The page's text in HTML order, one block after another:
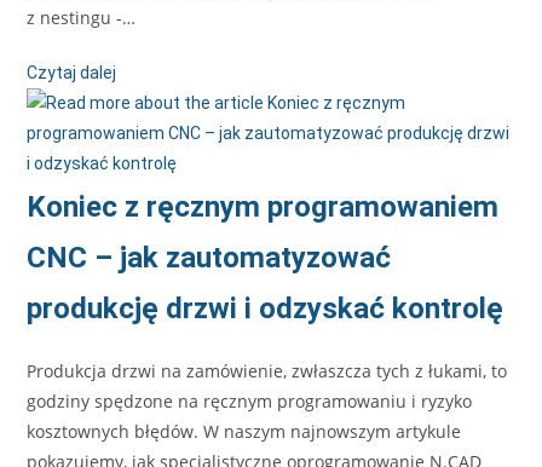
z nestingu -…
Czytaj dalej
Koniec z ręcznym programowaniem
CNC – jak zautomatyzować
produkcję drzwi i odzyskać kontrolę
Produkcja drzwi na zamówienie, zwłaszcza tych z łukami, to
godziny spędzone na ręcznym programowaniu i ryzyko
kosztownych błędów. W naszym najnowszym artykule
pokazujemy, jak specjalistyczne oprogramowanie N.CAD